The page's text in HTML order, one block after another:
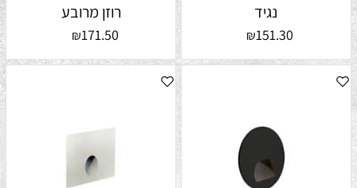
נגיד
₪151.30
רוזן מרובע
₪171.50